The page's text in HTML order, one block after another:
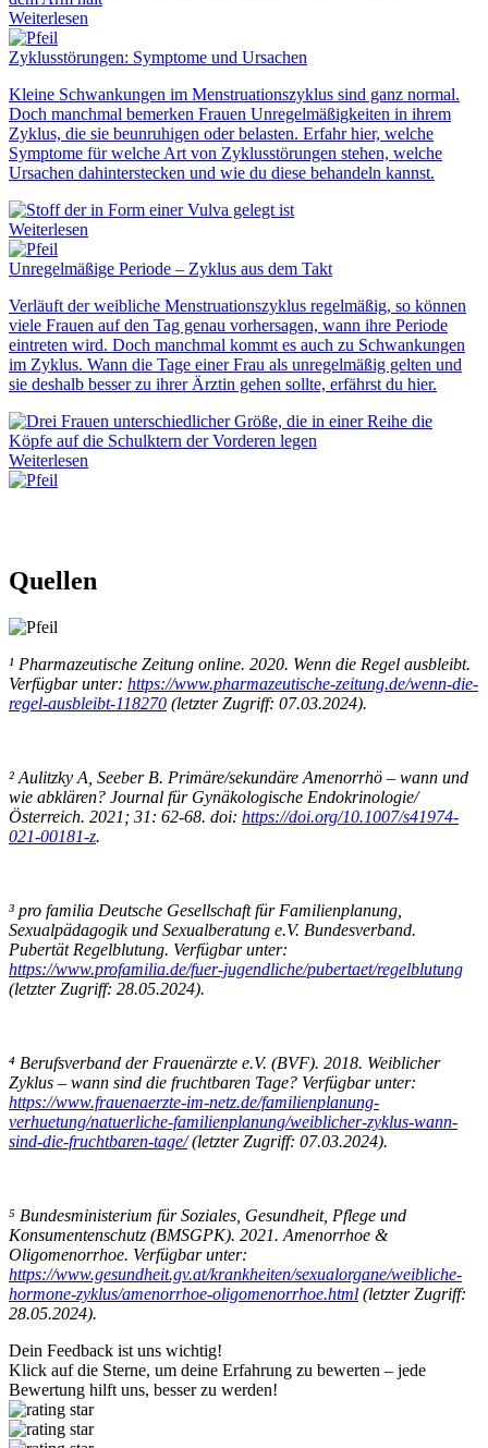
Weiterlesen
Zyklusstörungen: Symptome und Ursachen
Kleine Schwankungen im Menstruationszyklus sind ganz normal.
Doch manchmal bemerken Frauen Unregelmäßigkeiten in ihrem
Zyklus, die sie beunruhigen oder belasten. Erfahr hier, welche
Symptome für welche Art von Zyklusstörungen stehen, welche
Ursachen dahinterstecken und wie du diese behandeln kannst.
Weiterlesen
Unregelmäßige Periode – Zyklus aus dem Takt
Verläuft der weibliche Menstruationszyklus regelmäßig, so können
viele Frauen auf den Tag genau vorhersagen, wann ihre Periode
eintreten wird. Doch manchmal kommt es auch zu Schwankungen
im Zyklus. Wann die Tage einer Frau als unregelmäßig gelten und
sie deshalb besser zu ihrer Ärztin gehen sollte, erfährst du hier.
Weiterlesen
Quellen
¹ Pharmazeutische Zeitung online. 2020. Wenn die Regel ausbleibt.
Verfügbar unter: https://www.pharmazeutische-zeitung.de/wenn-die-
regel-ausbleibt-118270 (letzter Zugriff: 07.03.2024).
² Aulitzky A, Seeber B. Primäre/sekundäre Amenorrhö – wann und
wie abklären? Journal für Gynäkologische Endokrinologie/
Österreich. 2021; 31: 62-68. doi: https://doi.org/10.1007/s41974-
021-00181-z.
³ pro familia Deutsche Gesellschaft für Familienplanung,
Sexualpädagogik und Sexualberatung e.V. Bundesverband.
Pubertät Regelblutung. Verfügbar unter:
https://www.profamilia.de/fuer-jugendliche/pubertaet/regelblutung
(letzter Zugriff: 28.05.2024).
⁴ Berufsverband der Frauenärzte e.V. (BVF). 2018. Weiblicher
Zyklus – wann sind die fruchtbaren Tage? Verfügbar unter:
https://www.frauenaerzte-im-netz.de/familienplanung-
verhuetung/natuerliche-familienplanung/weiblicher-zyklus-wann-
sind-die-fruchtbaren-tage/(letzter Zugriff: 07.03.2024).
⁵ Bundesministerium für Soziales, Gesundheit, Pflege und
Konsumentenschutz (BMSGPK). 2021. Amenorrhoe &
Oligomenorrhoe. Verfügbar unter:
https://www.gesundheit.gv.at/krankheiten/sexualorgane/weibliche-
hormone-zyklus/amenorrhoe-oligomenorrhoe.html (letzter Zugriff:
28.05.2024).
Dein Feedback ist uns wichtig!
Klick auf die Sterne, um deine Erfahrung zu bewerten – jede
Bewertung hilft uns, besser zu werden!